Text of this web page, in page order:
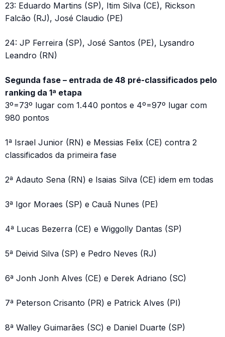
23: Eduardo Martins (SP), Itim Silva (CE), Rickson
Falcão (RJ), José Claudio (PE)
24: JP Ferreira (SP), José Santos (PE), Lysandro
Leandro (RN)
Segunda fase – entrada de 48 pré-classificados pelo
ranking da 1ª etapa
3º=73º lugar com 1.440 pontos e 4º=97º lugar com
980 pontos
1ª Israel Junior (RN) e Messias Felix (CE) contra 2
classificados da primeira fase
2ª Adauto Sena (RN) e Isaias Silva (CE) idem em todas
3ª Igor Moraes (SP) e Cauã Nunes (PE)
4ª Lucas Bezerra (CE) e Wiggolly Dantas (SP)
5ª Deivid Silva (SP) e Pedro Neves (RJ)
6ª Jonh Jonh Alves (CE) e Derek Adriano (SC)
7ª Peterson Crisanto (PR) e Patrick Alves (PI)
8ª Walley Guimarães (SC) e Daniel Duarte (SP)